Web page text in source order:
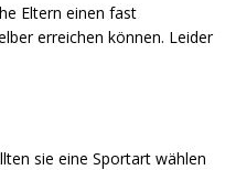
Eltern einen fast
erreichen können. Leider
sie eine Sportart wählen